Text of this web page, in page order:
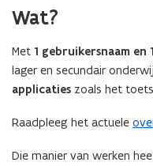
Wat?
Met 1 gebruikersnaam
lager en secundair
applicaties zoals het
Raadpleeg het actuele
Die manier van werken